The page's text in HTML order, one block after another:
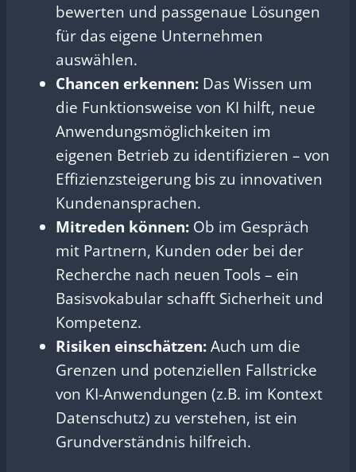
bewerten und passgenaue Lösungen
für das eigene Unternehmen
auswählen.
Chancen erkennen: Das Wissen um
die Funktionsweise von KI hilft, neue
Anwendungsmöglichkeiten im
eigenen Betrieb zu identifizieren – von
Effizienzsteigerung bis zu innovativen
Kundenansprachen.
Mitreden können: Ob im Gespräch
mit Partnern, Kunden oder bei der
Recherche nach neuen Tools – ein
Basisvokabular schafft Sicherheit und
Kompetenz.
Risiken einschätzen:Auch um die
Grenzen und potenziellen Fallstricke
von KI-Anwendungen (z.B. im Kontext
Datenschutz) zu verstehen, ist ein
Grundverständnis hilfreich.